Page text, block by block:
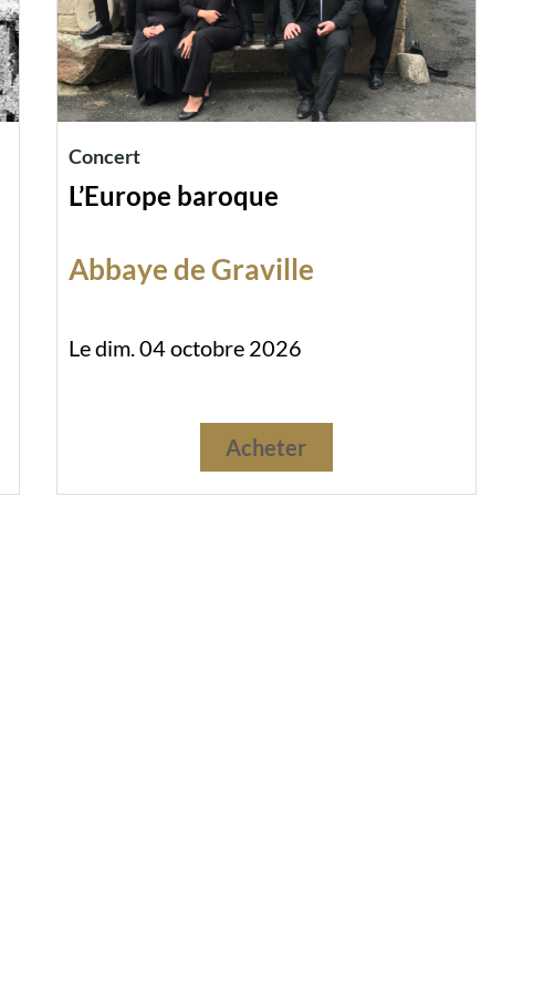
Concert
L’Europe baroque
Abbaye de Graville
Le dim. 04 octobre 2026
Acheter